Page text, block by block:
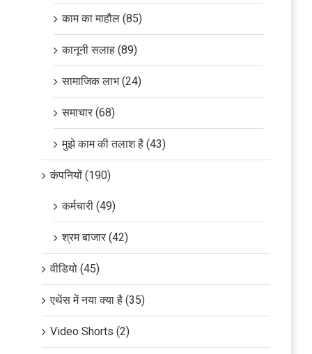
काम का माहौल (85)
कानूनी सलाह (89)
सामाजिक लाभ (24)
समाचार (68)
मुझे काम की तलाश है (43)
कंपनियों (190)
कर्मचारी (49)
श्रम बाजार (42)
वीडियो (45)
एथेंस में नया क्या है (35)
Video Shorts (2)